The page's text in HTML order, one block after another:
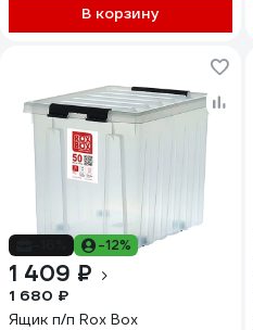
В корзину
-12%
1 409 ₽
1 680 ₽
Ящик п/п Rox Box